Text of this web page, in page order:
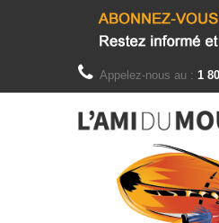
Appelez-nous au : 1